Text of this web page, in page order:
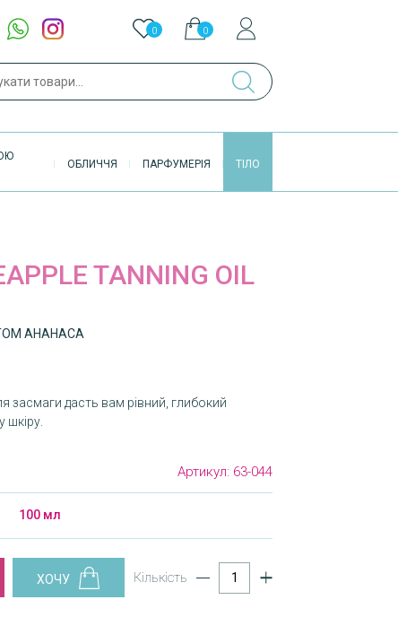
0 0
ОБЛИЧЧЯ ПАРФУМЕРІЯ ТІЛО
TANNING OIL
АНАНАСА
засмаги дасть вам рівний, глибокий
шкіру.
Артикул: 63-044
100 мл
Кількість